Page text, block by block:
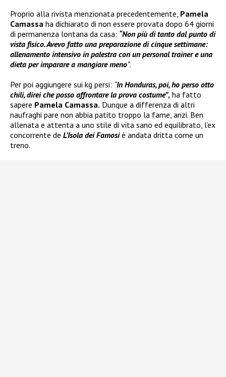
Proprio alla rivista menzionata precedentemente, Pamela
Camassa ha dichiarato di non essere provata dopo 64 giorni
di permanenza lontana da casa: “Non più di tanto dal punto di
vista fisico. Avevo fatto una preparazione di cinque settimane:
allenamento intensivo in palestra con un personal trainer e una
dieta per imparare a mangiare meno”.
Per poi aggiungere sui kg persi: “In Honduras, poi, ho perso otto
chili, direi che posso affrontare la prova costume”, ha fatto
sapere Pamela Camassa. Dunque a differenza di altri
naufraghi pare non abbia patito troppo la fame, anzi. Ben
allenata e attenta a uno stile di vita sano ed equilibrato, l’ex
concorrente de L’Isola dei Famosiè andata dritta come un
treno.